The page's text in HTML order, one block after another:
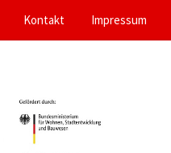
Kontakt Impressum